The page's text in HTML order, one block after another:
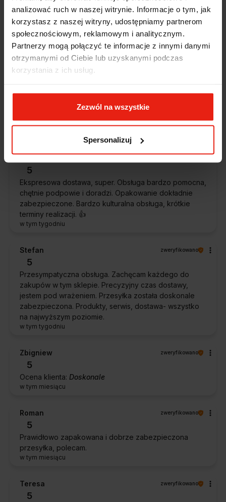
analizować ruch w naszej witrynie. Informacje o tym, jak
korzystasz z naszej witryny, udostępniamy partnerom
społecznościowym, reklamowym i analitycznym.
Partnerzy mogą połączyć te informacje z innymi danymi
otrzymanymi od Ciebie lub uzyskanymi podczas
korzystania z ich usług.
Zezwól na wszystkie
Spersonalizuj
Jestem zaskoczona, że ta paczka dotarła do mnie tak
szybko. Paczka dotarła cała i zdrowa. Szybko,
sprawnie, bez problemów. Bardzo pomocna obsługa
wczoraj
Magdalena
oczekiwaniami. Sprzedawca profesjonalny i godny
polecenia 👍️👍️👍️👍️👍️👍️👍️
5
Ekspresowa dostawa, super. Obsługa bardzo pomocna,
chętnie podpowie i doradzi. Opakowanie dokładnie
zabezpieczone. Bardzo kulturalna obsługa, krótkie
terminy realizacji. 👍️
w tym tygodniu
Stefan zweryfikowano
5
Przesympatyczna obsługa. Zachęcam każdego do
zakupów w tym sklepie. Precyzyjny czas dostawy,
jestem pod wrażeniem. Przesyłka została doskonale
zabezpieczona. Produkty, serwis, dostawa- wszystko
na najwyższym poziomie.
w tym tygodniu
Zbigniew zweryfikowano
5
Ocena klienta: Doskonale
w tym miesiącu
Roman zweryfikowano
5
Prawidłowo zapakowana i dobrze zabezpieczona
przesyłka, polecam.
w tym miesiącu
Teresa zweryfikowano
5